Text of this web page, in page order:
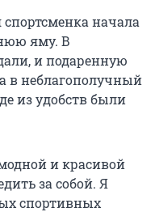
начала
яму. В
и подаренную
в неблагополучный
из удобств были
и красивой
за собой. Я
спортивных